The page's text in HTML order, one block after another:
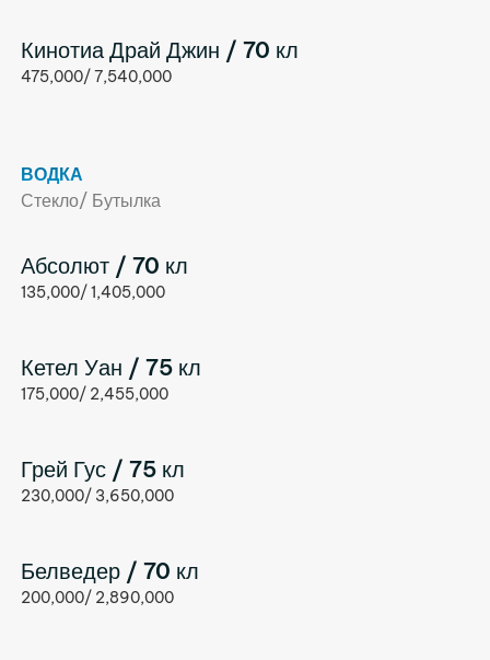
Кинотиа Драй Джин / 70 кл
475,000/ 7,540,000
ВОДКА
Стекло/ Бутылка
Абсолют / 70 кл
135,000/ 1,405,000
Кетел Уан / 75 кл
175,000/ 2,455,000
Грей Гус / 75 кл
230,000/ 3,650,000
Белведер / 70 кл
200,000/ 2,890,000